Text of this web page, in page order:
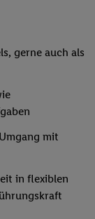
gerne auch als
mit
in flexiblen